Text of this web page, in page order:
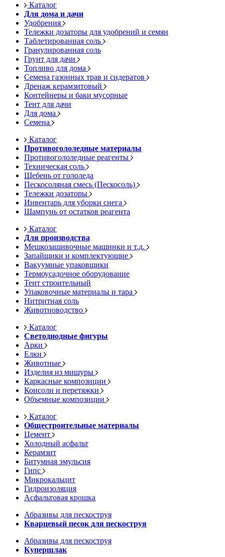
Каталог
Для дома и дачи
Удобрения
Тележки дозаторы для удобрений и семян
Таблетированная соль
Гранулированная соль
Грунт для дачи
Топливо для дома
Семена газонных трав и сидератов
Дренаж керамзитовый
Контейнеры и баки мусорные
Тент для дачи
Для дома
Семена
Каталог
Противогололедные материалы
Противогололедные реагенты
Техническая соль
Щебень от гололеда
Пескосоляная смесь (Пескосоль)
Тележки дозаторы
Инвентарь для уборки снега
Шампунь от остатков реагента
Каталог
Для производства
Мешкозашивочные машинки и т.д.
Запайщики и комплектующие
Вакуумные упаковщики
Термоусадочное оборудование
Тент строительный
Упаковочные материалы и тара
Нитритная соль
Животноводство
Каталог
Светодиодные фигуры
Арки
Елки
Животные
Изделия из мишуры
Каркасные композиции
Консоли и перетяжки
Объемные композиции
Каталог
Общестроительные материалы
Цемент
Холодный асфальт
Керамзит
Битумная эмульсия
Гипс
Микрокальцит
Гидроизоляция
Асфальтовая крошка
Абразивы для пескоструя
Кварцевый песок для пескоструя
Абразивы для пескоструя
Купершлак